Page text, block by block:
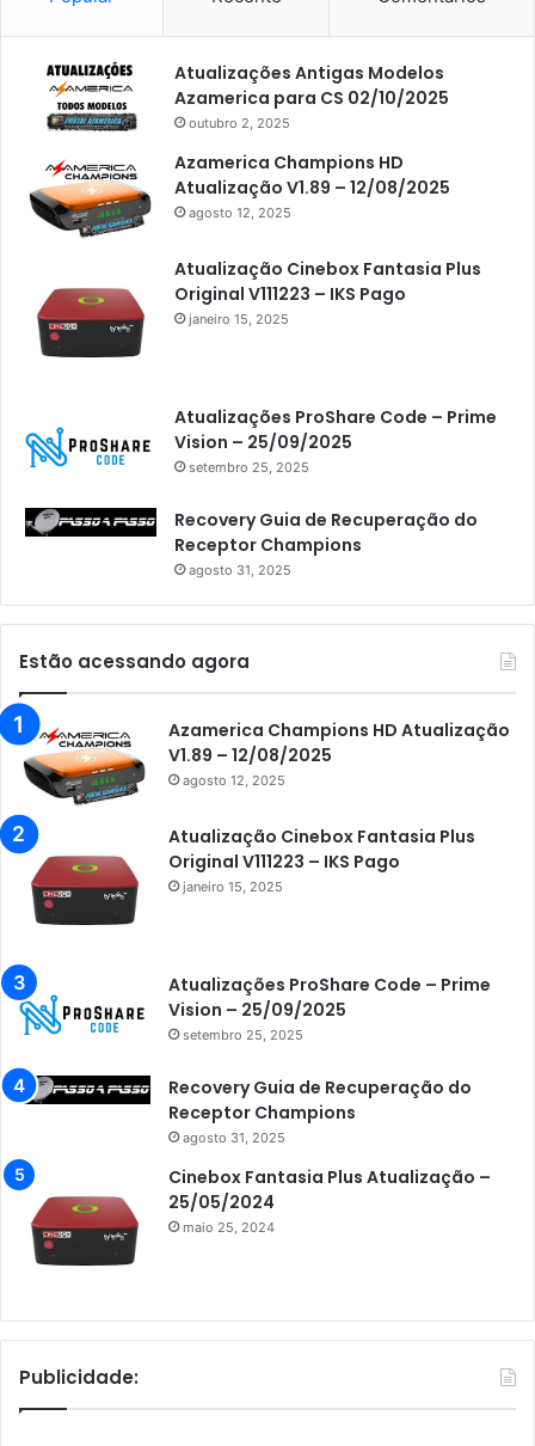
Atualizações Antigas Modelos
Azamerica para CS 02/10/2025
outubro 2, 2025
Azamerica Champions HD
Atualização V1.89 – 12/08/2025
agosto 12, 2025
Atualização Cinebox Fantasia Plus
Original V111223 – IKS Pago
janeiro 15, 2025
Atualizações ProShare Code – Prime
Vision – 25/09/2025
setembro 25, 2025
Recovery Guia de Recuperação do
Receptor Champions
agosto 31, 2025
Estão acessando agora
Azamerica Champions HD Atualização
V1.89 – 12/08/2025
agosto 12, 2025
Atualização Cinebox Fantasia Plus
Original V111223 – IKS Pago
janeiro 15, 2025
Atualizações ProShare Code – Prime
Vision – 25/09/2025
setembro 25, 2025
Recovery Guia de Recuperação do
Receptor Champions
agosto 31, 2025
Cinebox Fantasia Plus Atualização –
25/05/2024
maio 25, 2024
Publicidade: